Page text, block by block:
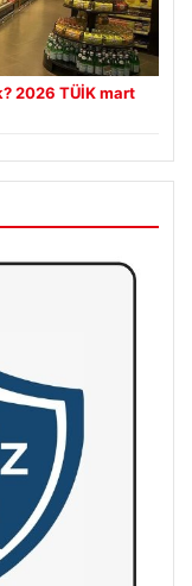
2026 TÜİK mart